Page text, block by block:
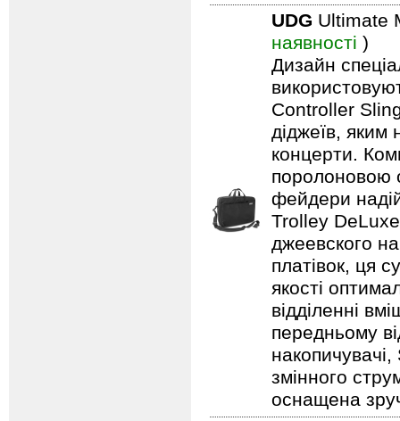
UDG Ultimate
наявності )
Дизайн
Controller
діджеїв, яким
концерти.
поролоновою
фейдери
Trolley DeLuxe
джеевского
платівок, ця
якості
відділенні
передньому
змінного
оснащена